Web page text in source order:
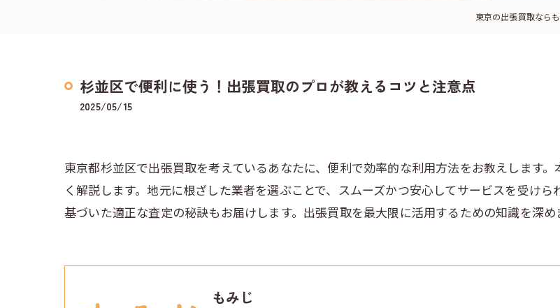
東京の出張買取なら
杉並区で便利に使う！出張買取のプロが教えるコツと注意点
2025/05/15
東京都杉並区で出張買取を考えているあなたに、便利で効率的な利用方法をお教えします
く解説します。地元に根ざした業者を選ぶことで、スムーズかつ安心してサービスを受け
基づいた適正な査定の秘訣もお届けします。出張買取を最大限に活用するための知識を深め
もみじ